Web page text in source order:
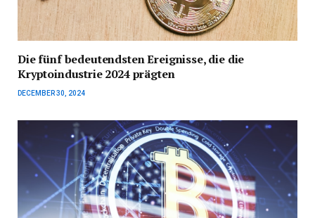
Die fünf bedeutendsten Ereignisse, die die
Kryptoindustrie 2024 prägten
DECEMBER 30, 2024